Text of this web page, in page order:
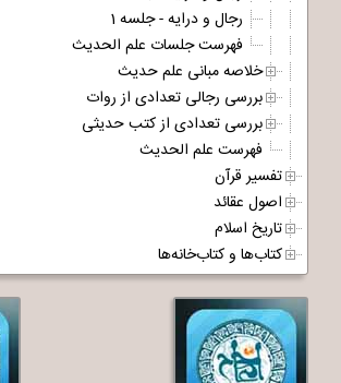
رجال و درایه - جلسه 1
فهرست جلسات علم الحدیث
خلاصه مبانی علم حدیث
بررسی رجالی تعدادی از روات
بررسی تعدادی از کتب حدیثی
فهرست علم الحدیث
تفسیر قرآن
اصول عقائد
تاریخ اسلام
کتاب‌ها و کتاب‌خانه‌ها